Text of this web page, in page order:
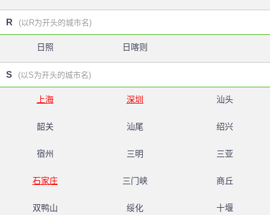
R (以R为开头的城市名)
日照 日喀则
S (以S为开头的城市名)
上海 深圳 汕头
韶关 汕尾 绍兴
宿州 三明 三亚
石家庄 三门峡 商丘
双鸭山 绥化 十堰